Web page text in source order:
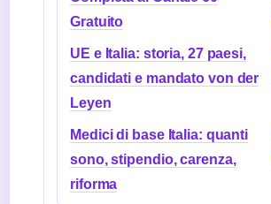
Gratuito
UE e Italia: storia, 27 paesi,
candidati e mandato von der
Leyen
Medici di base Italia: quanti
sono, stipendio, carenza,
riforma